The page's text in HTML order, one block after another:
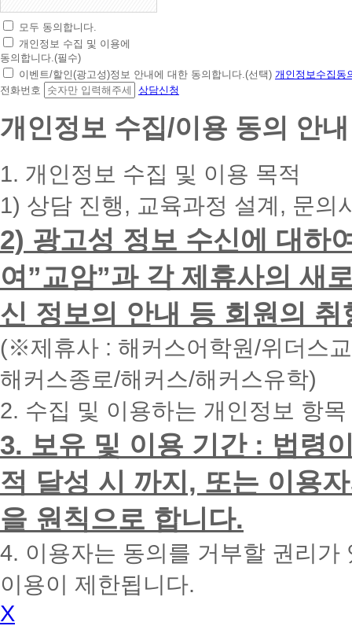
초
간
편
상
담
청
대
폰
입
력
시
면
빠
른
간
내
에
화
드
리
겠
습
니
다.
모두 동의합니다.
개인정보 수집 및 이용에
동의합니다.(필수)
이벤트/할인(광고성)정보 안내에 대한 동의합니다.(선택) 개인정보수집동
전화번호
상담신청
개인정보 수집/이용 동의 안내
1. 개인정보 수집 및 이용 목적
1) 상담 진행, 교육과정 설계, 문의
2) 광고성 정보 수신에 대하
여”교암”과 각 제휴사의 새
신 정보의 안내 등 회원의
(※제휴사 : 해커스어학원/위더스
해커스종로/해커스/해커스유학)
2. 수집 및 이용하는 개인정보 항
3. 보유 및 이용 기간 : 법령
적 달성 시 까지, 또는 이용
을 원칙으로 합니다.
4. 이용자는 동의를 거부할 권리
이용이 제한됩니다.
X